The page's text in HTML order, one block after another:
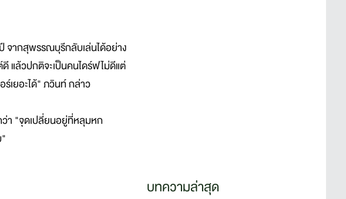
จากสุพรรณบุรีกลับเล่นได้อย่าง
แล้วปกติจะเป็นคนไดร์ฟไม่ดีแต่
เยอะได้" ภวินท์ กล่าว
า "จุดเปลี่ยนอยู่ที่หลุมหก
บทความล่าสุด